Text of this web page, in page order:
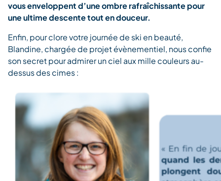
vous enveloppent d’une ombre rafraîchissante pour
une ultime descente tout en douceur.
Enfin, pour clore votre journée de ski en beauté,
Blandine, chargée de projet évènementiel, nous confie
son secret pour admirer un ciel aux mille couleurs au-
dessus des cimes :